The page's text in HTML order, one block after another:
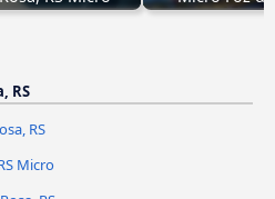
RS
RS
Micro